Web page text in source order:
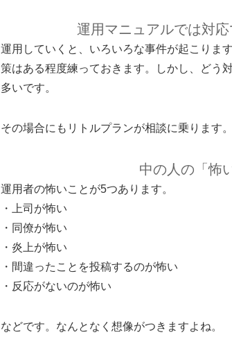
運用マニュアルでは対
運用していくと、いろいろな事件が起こりま
策はある程度練っておきます。しかし、どう
多いです。
その場合にもリトルプランが相談に乗ります。
中の人の「怖
運用者の怖いことが5つあります。
・上司が怖い
・同僚が怖い
・炎上が怖い
・間違ったことを投稿するのが怖い
・反応がないのが怖い
などです。なんとなく想像がつきますよね。